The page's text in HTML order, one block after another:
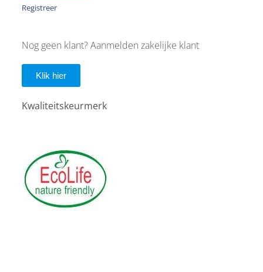
Registreer
Nog geen klant? Aanmelden zakelijke klant
Klik hier
Kwaliteitskeurmerk